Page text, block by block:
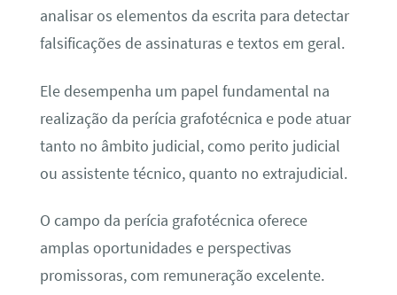
analisar os elementos da escrita para detectar
falsificações de assinaturas e textos em geral.
Ele desempenha um papel fundamental na
realização da perícia grafotécnica e pode atuar
tanto no âmbito judicial, como perito judicial
ou assistente técnico, quanto no extrajudicial.
O campo da perícia grafotécnica oferece
amplas oportunidades e perspectivas
promissoras, com remuneração excelente.